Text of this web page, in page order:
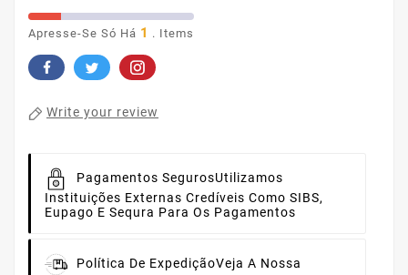
Apresse-Se Só Há 1 . Items
Write your review
Pagamentos SegurosUtilizamos
Instituições Externas Credíveis Como SIBS,
Eupago E Sequra Para Os Pagamentos
Política De ExpediçãoVeja A Nossa